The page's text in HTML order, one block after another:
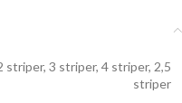
striper, 3 striper, 4 striper, 2,5
striper